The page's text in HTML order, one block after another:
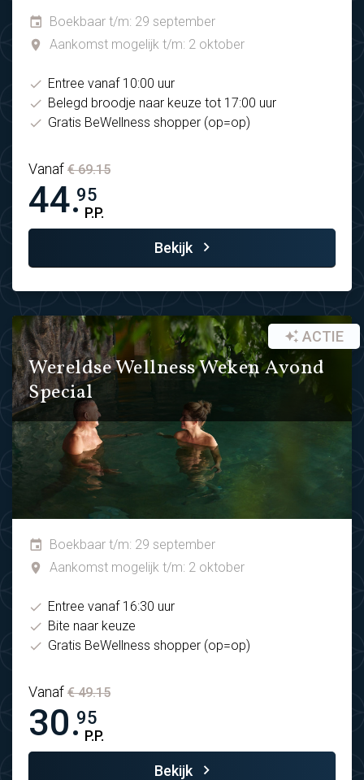
Boekbaar t/m: 29 september
Aankomst mogelijk t/m: 2 oktober
Entree vanaf 10:00 uur
Belegd broodje naar keuze tot 17:00 uur
Gratis BeWellness shopper (op=op)
Vanaf € 69.15
44.95
P.P.
Bekijk
Wereldse Wellness Weken Avond
Special
ACTIE
Boekbaar t/m: 29 september
Aankomst mogelijk t/m: 2 oktober
Entree vanaf 16:30 uur
Bite naar keuze
Gratis BeWellness shopper (op=op)
Vanaf € 49.15
30.95
P.P.
Bekijk